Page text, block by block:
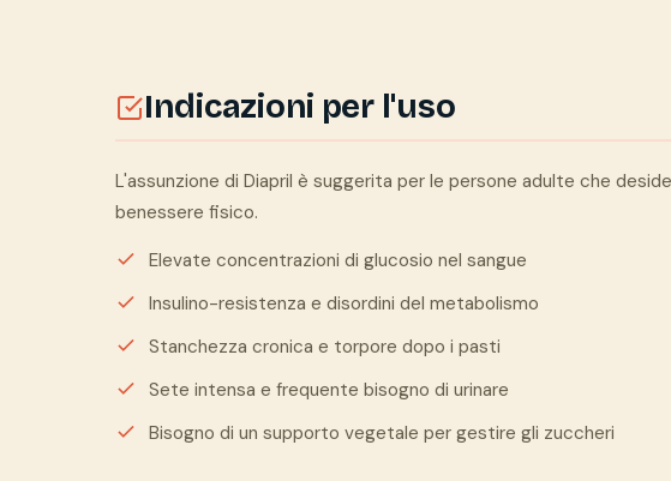
Indicazioni per l'uso
L'assunzione di Diapril è suggerita per le persone adulte che
benessere fisico.
Elevate concentrazioni di glucosio nel sangue
Insulino-resistenza e disordini del metabolismo
Stanchezza cronica e torpore dopo i pasti
Sete intensa e frequente bisogno di urinare
Bisogno di un supporto vegetale per gestire gli zuccheri